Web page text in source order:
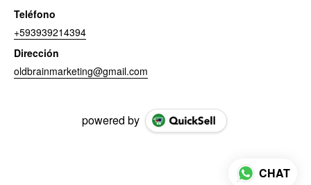
Teléfono
+593939214394
Dirección
oldbrainmarketing@gmail.com
powered by
CHAT